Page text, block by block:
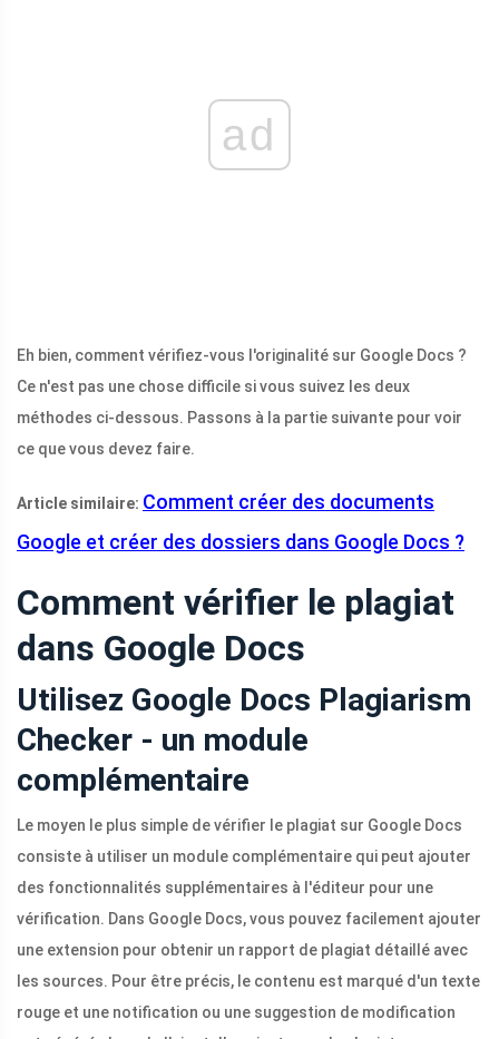
ad
Eh bien, comment vérifiez-vous l'originalité sur Google Docs ?
Ce n'est pas une chose difficile si vous suivez les deux
méthodes ci-dessous. Passons à la partie suivante pour voir
ce que vous devez faire.
Article similaire: Comment créer des documents
Google et créer des dossiers dans Google Docs ?
Comment vérifier le plagiat
dans Google Docs
Utilisez Google Docs Plagiarism
Checker - un module
complémentaire
Le moyen le plus simple de vérifier le plagiat sur Google Docs
consiste à utiliser un module complémentaire qui peut ajouter
des fonctionnalités supplémentaires à l'éditeur pour une
vérification. Dans Google Docs, vous pouvez facilement ajouter
une extension pour obtenir un rapport de plagiat détaillé avec
les sources. Pour être précis, le contenu est marqué d'un texte
rouge et une notification ou une suggestion de modification